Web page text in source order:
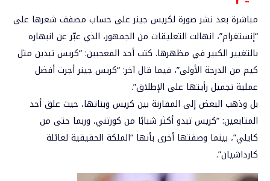
مباشرة بعد نشر صورة لكريس جينر على حساب مصفف شعرها على
“إنستغرام”، انهالت التعليقات من الجمهور، الذي عبّر عن انبهاره
بالتغيير الكبير في مظهرها. كتب أحد المعجبين: “كريس تبدين مثل
كيم من الدرجة الأولى”، فيما قال آخر: “كريس جينر أجرت أفضل
عملية تجميل رأيتها على الإطلاق”.
بل وذهب البعض إلى المقارنة بين كريس وبناتها، حيث علق أحد
المتابعين: “كريس تبدو أكثر شبابًا من كورتني، وربما حتى من
كايلي”، بينما وصفتها أخرى بأنها “الملكة الحقيقية لعائلة
كارداشيان”.